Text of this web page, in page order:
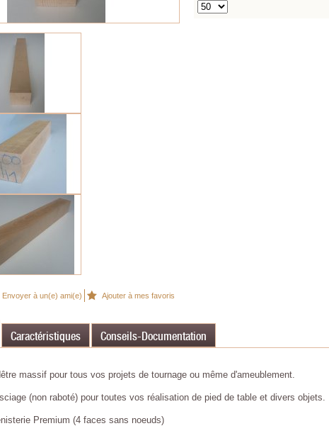
Envoyer à un(e) ami(e) Ajouter à mes favoris
Caractéristiques Conseils-Documentation
massif pour tous vos projets de tournage ou même d'ameublement.
(non raboté) pour toutes vos réalisation de pied de table et divers objets.
Premium (4 faces sans noeuds)